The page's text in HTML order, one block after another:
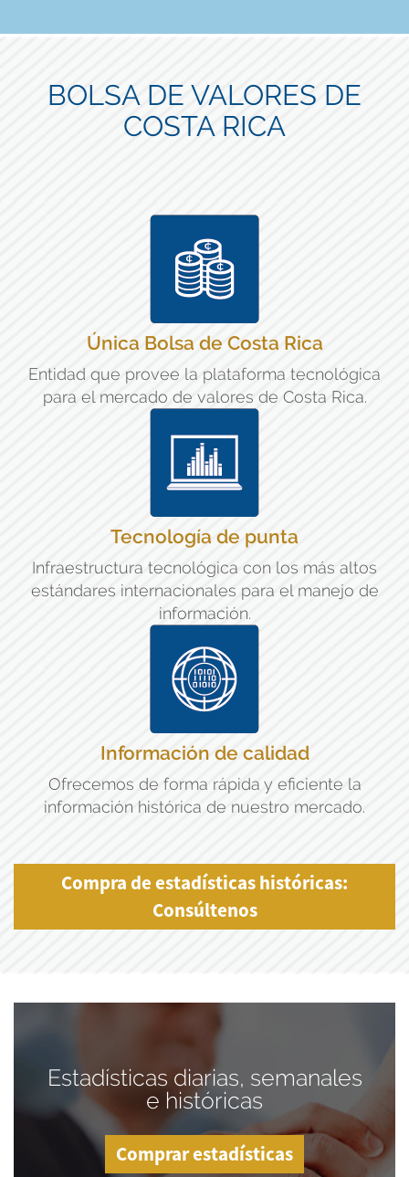
BOLSA DE VALORES DE
COSTA RICA
Única Bolsa de Costa Rica
Entidad que provee la plataforma tecnológica
para el mercado de valores de Costa Rica.
Tecnología de punta
Infraestructura tecnológica con los más altos
estándares internacionales para el manejo de
información.
Información de calidad
Ofrecemos de forma rápida y eficiente la
información histórica de nuestro mercado.
Compra de estadísticas históricas:
Consúltenos
Estadísticas diarias, semanales
e históricas
Comprar estadísticas